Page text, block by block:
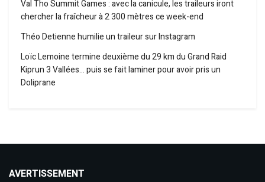
Val Tho Summit Games : avec la canicule, les traileurs iront
chercher la fraîcheur à 2 300 mètres ce week-end
Théo Detienne humilie un traileur sur Instagram
Loïc Lemoine termine deuxième du 29 km du Grand Raid
Kiprun 3 Vallées… puis se fait laminer pour avoir pris un
Doliprane
AVERTISSEMENT